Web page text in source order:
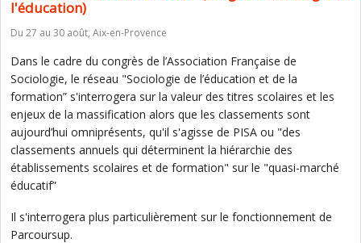
l'éducation)
Du 27 au 30 août, Aix-en-Provence
Dans le cadre du congrès de l’Association Française de
Sociologie, le réseau "Sociologie de l’éducation et de la
formation” s'interrogera sur la valeur des titres scolaires et les
enjeux de la massification alors que les classements sont
aujourd’hui omniprésents, qu'il s'agisse de PISA ou "des
classements annuels qui déterminent la hiérarchie des
établissements scolaires et de formation" sur le "quasi-marché
éducatif”
Il s'interrogera plus particulièrement sur le fonctionnement de
Parcoursup.